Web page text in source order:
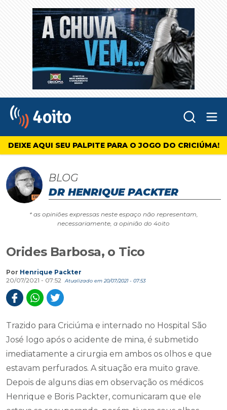
4oito
DEIXE AQUI SEU PALPITE PARA O JOGO DO CRICIÚMA!
BLOG
DR HENRIQUE PACKTER
* as opiniões expressas neste espaço não representam,
necessariamente, a opinião do 4oito
Orides Barbosa, o Tico
Por Henrique Packter
20/07/2021 - 07:52
Atualizado em 20/07/2021 - 07:53
Trazido para Criciúma e internado no Hospital São
José logo após o acidente de mina, é submetido
imediatamente a cirurgia em ambos os olhos e que
estavam perfurados. A situação era muito grave.
Depois de alguns dias em observação os médicos
Henrique e Boris Packter, comunicaram que ele